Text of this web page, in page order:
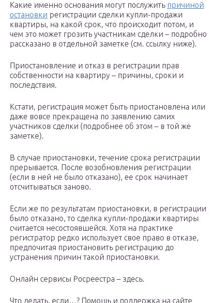
Какие именно основания могут послужить причиной
остановки регистрации сделки купли-продажи
квартиры, на какой срок, что происходит потом, и
чем это может грозить участникам сделки – подробно
рассказано в отдельной заметке (см. ссылку ниже).
Приостановление и отказ в регистрации прав
собственности на квартиру – причины, сроки и
последствия.
Кстати, регистрация может быть приостановлена или
даже вовсе прекращена по заявлению самих
участников сделки (подробнее об этом – в той же
заметке).
В случае приостановки, течение срока регистрации
прерывается. После возобновления регистрации
(если в ней не было отказано), ее срок начинает
отсчитываться заново.
Если же по результатам приостановки, в регистрации
было отказано, то сделка купли-продажи квартиры
считается несостоявшейся. Хотя на практике
регистратор редко использует свое право в отказе,
предпочитая приостановить регистрацию до
устранения причин такой приостановки.
Онлайн сервисы Росреестра – здесь.
Что делать, если…? Помощь и поддержка на сайте